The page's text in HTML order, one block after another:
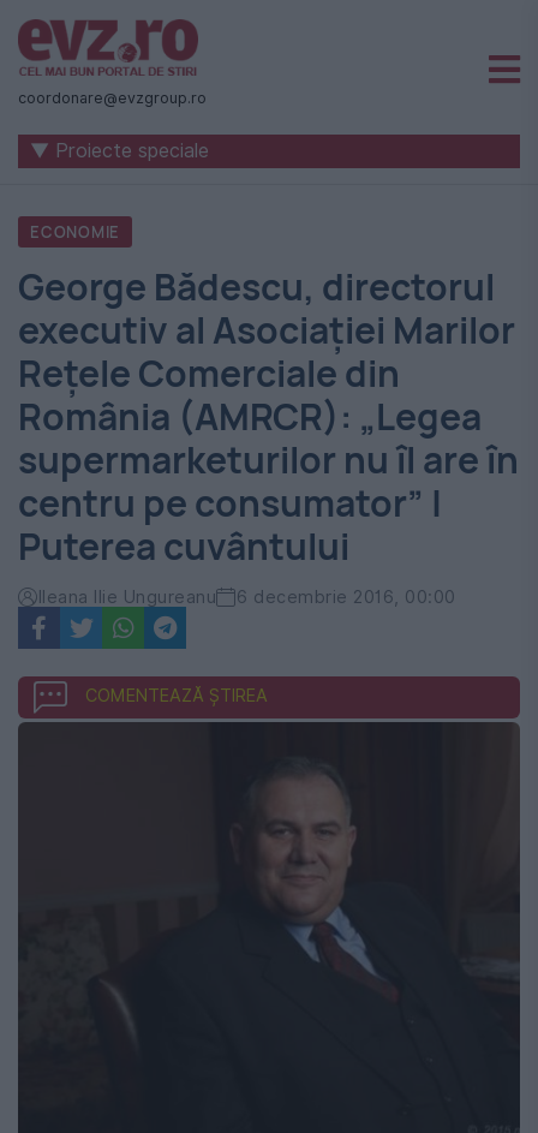
Știri
naționale
internaționale
România
-
Evenimentul
Zilei
coordonare@evzgroup.ro
▼ Proiecte speciale
ECONOMIE
George Bădescu, directorul
executiv al Asociaţiei Marilor
Reţele Comerciale din
România (AMRCR): „Legea
supermarketurilor nu îl are în
centru pe consumator” |
Puterea cuvântului
Ileana Ilie Ungureanu 6 decembrie 2016, 00:00
COMENTEAZĂ ȘTIREA